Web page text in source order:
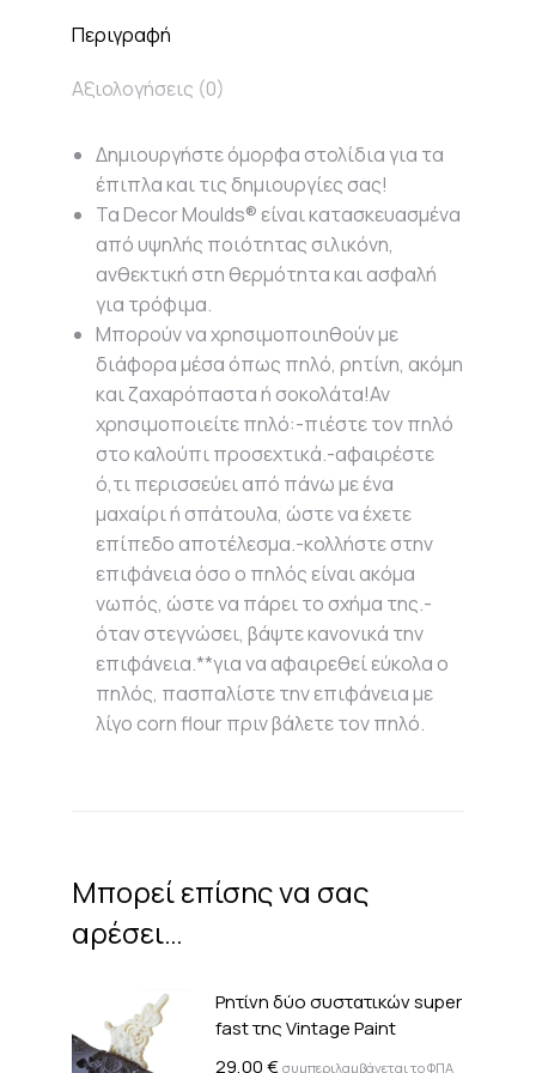
Περιγραφή
Αξιολογήσεις (0)
Δημιουργήστε όμορφα στολίδια για τα
έπιπλα και τις δημιουργίες σας!
Τα Decor Moulds® είναι κατασκευασμένα
από υψηλής ποιότητας σιλικόνη,
ανθεκτική στη θερμότητα και ασφαλή
για τρόφιμα.
Μπορούν να χρησιμοποιηθούν με
διάφορα μέσα όπως πηλό, ρητίνη, ακόμη
και ζαχαρόπαστα ή σοκολάτα!Αν
χρησιμοποιείτε πηλό:-πιέστε τον πηλό
στο καλούπι προσεχτικά.-αφαιρέστε
ό,τι περισσεύει από πάνω με ένα
μαχαίρι ή σπάτουλα, ώστε να έχετε
επίπεδο αποτέλεσμα.-κολλήστε στην
επιφάνεια όσο ο πηλός είναι ακόμα
νωπός, ώστε να πάρει το σχήμα της.-
όταν στεγνώσει, βάψτε κανονικά την
επιφάνεια.**για να αφαιρεθεί εύκολα ο
πηλός, πασπαλίστε την επιφάνεια με
λίγο corn flour πριν βάλετε τον πηλό.
Μπορεί επίσης να σας
αρέσει…
Ρητίνη δύο συστατικών super
fast της Vintage Paint
29,00€ συμπεριλαμβάνεται το ΦΠΑ